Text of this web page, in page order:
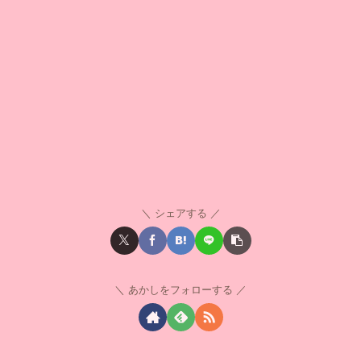
シェアする
あかしをフォローする